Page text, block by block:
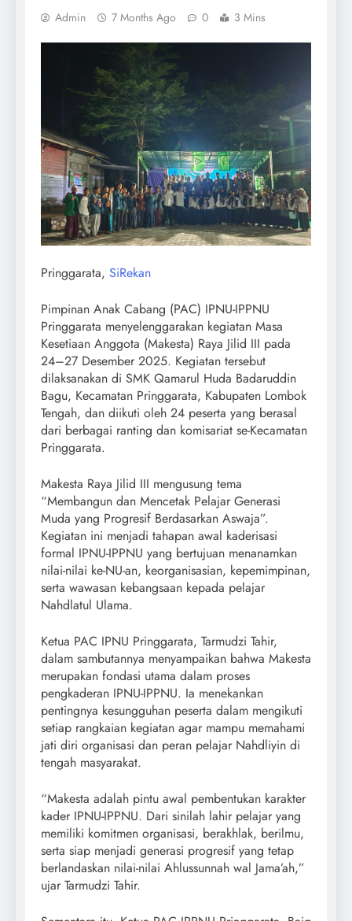
Admin 7 Months Ago 0 3 Mins
Pringgarata, SiRekan
Pimpinan Anak Cabang (PAC) IPNU-IPPNU
Pringgarata menyelenggarakan kegiatan Masa
Kesetiaan Anggota (Makesta) Raya Jilid III pada
24–27 Desember 2025. Kegiatan tersebut
dilaksanakan di SMK Qamarul Huda Badaruddin
Bagu, Kecamatan Pringgarata, Kabupaten Lombok
Tengah, dan diikuti oleh 24 peserta yang berasal
dari berbagai ranting dan komisariat se-Kecamatan
Pringgarata.
Makesta Raya Jilid III mengusung tema
“Membangun dan Mencetak Pelajar Generasi
Muda yang Progresif Berdasarkan Aswaja”.
Kegiatan ini menjadi tahapan awal kaderisasi
formal IPNU-IPPNU yang bertujuan menanamkan
nilai-nilai ke-NU-an, keorganisasian, kepemimpinan,
serta wawasan kebangsaan kepada pelajar
Nahdlatul Ulama.
Ketua PAC IPNU Pringgarata, Tarmudzi Tahir,
dalam sambutannya menyampaikan bahwa Makesta
merupakan fondasi utama dalam proses
pengkaderan IPNU-IPPNU. Ia menekankan
pentingnya kesungguhan peserta dalam mengikuti
setiap rangkaian kegiatan agar mampu memahami
jati diri organisasi dan peran pelajar Nahdliyin di
tengah masyarakat.
“Makesta adalah pintu awal pembentukan karakter
kader IPNU-IPPNU. Dari sinilah lahir pelajar yang
memiliki komitmen organisasi, berakhlak, berilmu,
serta siap menjadi generasi progresif yang tetap
berlandaskan nilai-nilai Ahlussunnah wal Jama’ah,”
ujar Tarmudzi Tahir.